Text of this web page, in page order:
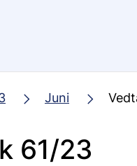
Juni
61/23